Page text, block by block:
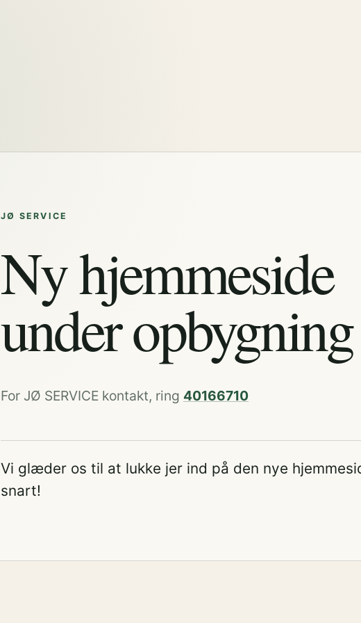
JØ SERVICE
Ny hjemmeside
under opbygning
For JØ SERVICE kontakt, ring 40166710
Vi glæder os til at lukke jer ind på den nye
snart!